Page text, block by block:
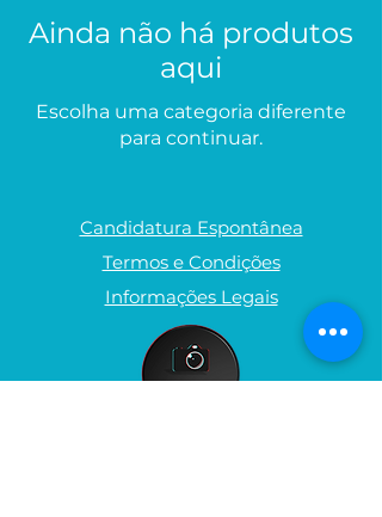
Ainda não há produtos
aqui
Escolha uma categoria diferente
para continuar.
Candidatura Espontânea
Termos e Condições
Informações Legais